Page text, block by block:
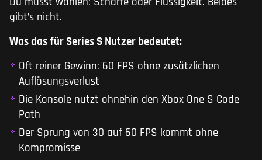
gibt’s nicht.
Was das für Series S Nutzer bedeutet:
Oft reiner Gewinn: 60 FPS ohne zusätzlichen
Auflösungsverlust
Die Konsole nutzt ohnehin den Xbox One S Code
Path
Der Sprung von 30 auf 60 FPS kommt ohne
Kompromisse